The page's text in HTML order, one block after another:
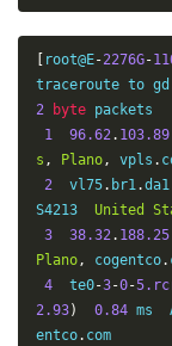
root@E-2276G-
traceroute to gd
2
byte packets
1
96.62. 103.89
s , Plano, vpls .
2
  vl75
. br1.da1
S4213 United
3
38.32. 188.25
Plano, cogentco.
4
  te0
-3-0-
2.93) 0.84 ms
entco. com